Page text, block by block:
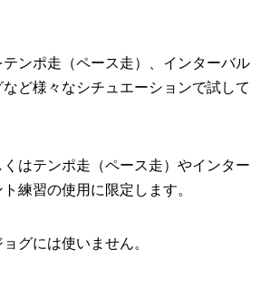
ンポ走（ペース走）、インターバル
ど様々なシチュエーションで試して
はテンポ走（ペース走）やインター
練習の使用に限定します。
グには使いません。